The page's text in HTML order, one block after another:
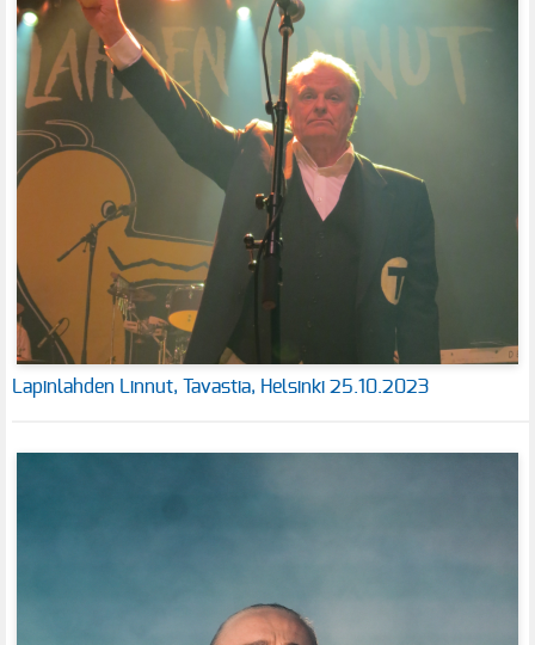
Lapinlahden Linnut, Tavastia, Helsinki 25.10.2023